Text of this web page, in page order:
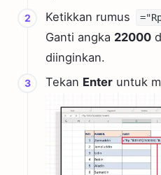
Ketikkan rumus
Ganti angka 22000
diinginkan.
Tekan Enter untuk